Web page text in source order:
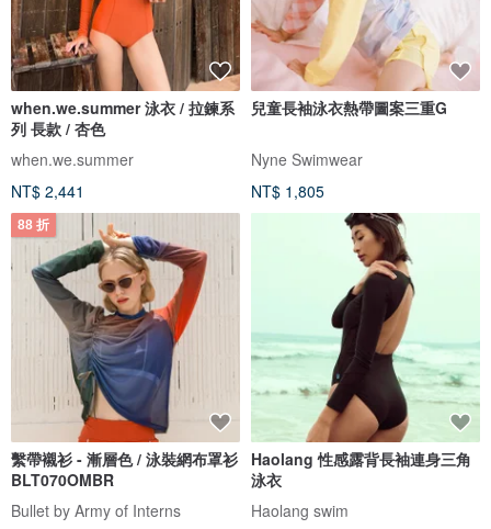
when.we.summer 泳衣 / 拉鍊系
列 長款 / 杏色
when.we.summer
NT$ 2,441
兒童長袖泳衣熱帶圖案三重G
Nyne Swimwear
NT$ 1,805
88 折
繫帶襯衫 - 漸層色 / 泳裝網布罩衫
BLT070OMBR
Bullet by Army of Interns
Haolang 性感露背長袖連身三角
泳衣
Haolang swim